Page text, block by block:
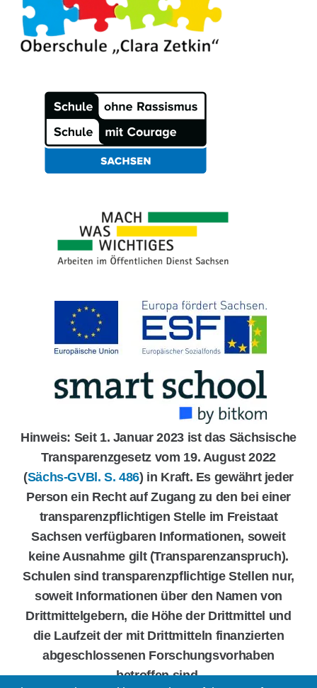
Hinweis: Seit 1. Januar 2023 ist das Sächsische
Transparenzgesetz vom 19. August 2022
(Sächs-GVBl. S. 486) in Kraft. Es gewährt jeder
Person ein Recht auf Zugang zu den bei einer
transparenzpflichtigen Stelle im Freistaat
Sachsen verfügbaren Informationen, soweit
keine Ausnahme gilt (Transparenzanspruch).
Schulen sind transparenzpflichtige Stellen nur,
soweit Informationen über den Namen von
Drittmittelgebern, die Höhe der Drittmittel und
die Laufzeit der mit Drittmitteln finanzierten
abgeschlossenen Forschungsvorhaben
betroffen sind.